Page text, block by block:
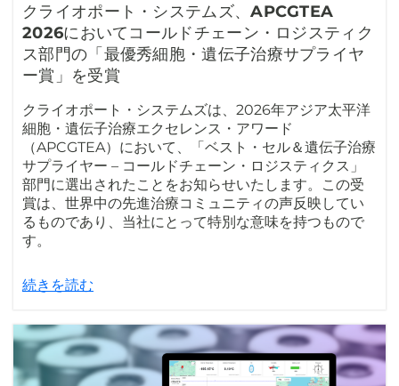
クライオポート・システムズ、APCGTEA
2026においてコールドチェーン・ロジスティク
ス部門の「最優秀細胞・遺伝子治療サプライヤ
ー賞」を受賞
クライオポート・システムズは、2026年アジア太平洋
細胞・遺伝子治療エクセレンス・アワード
（APCGTEA）において、「ベスト・セル＆遺伝子治療
サプライヤー – コールドチェーン・ロジスティクス」
部門に選出されたことをお知らせいたします。この受
賞は、世界中の先進治療コミュニティの声反映してい
るものであり、当社にとって特別な意味を持つもので
す。
続きを読む